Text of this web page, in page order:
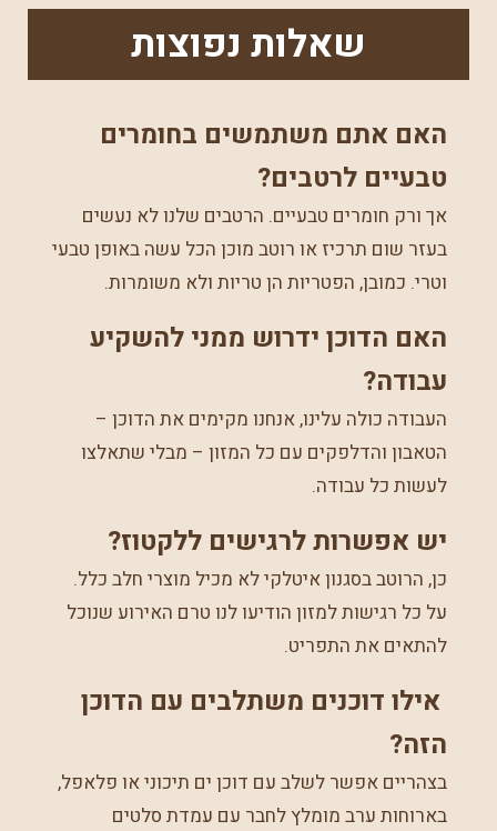
שאלות נפוצות
האם אתם משתמשים בחומרים
טבעיים לרטבים?
אך ורק חומרים טבעיים. הרטבים שלנו לא נעשים
בעזר שום תרכיז או רוטב מוכן הכל עשה באופן טבעי
וטרי. כמובן, הפטריות הן טריות ולא משומרות.
האם הדוכן ידרוש ממני להשקיע
עבודה?
העבודה כולה עלינו, אנחנו מקימים את הדוכן –
הטאבון והדלפקים עם כל המזון – מבלי שתאלצו
לעשות כל עבודה.
יש אפשרות לרגישים ללקטוז?
כן, הרוטב בסגנון איטלקי לא מכיל מוצרי חלב כלל.
על כל רגישות למזון הודיעו לנו טרם האירוע שנוכל
להתאים את התפריט.
אילו דוכנים משתלבים עם הדוכן
הזה?
בצהריים אפשר לשלב עם דוכן ים תיכוני או פלאפל,
בארוחות ערב מומלץ לחבר עם עמדת סלטים